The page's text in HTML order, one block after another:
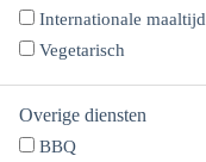
Internationale maaltijd
Vegetarisch
Overige diensten
BBQ